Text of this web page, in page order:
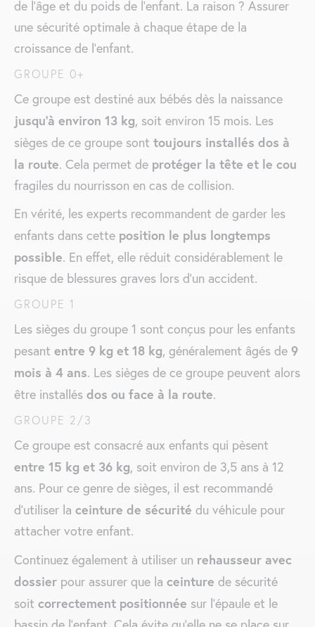
de l’âge et du poids de l’enfant. La raison ? Assurer
une sécurité optimale à chaque étape de la
croissance de l’enfant.
GROUPE 0+
Ce groupe est destiné aux bébés dès la naissance
jusqu’à environ 13 kg, soit environ 15 mois. Les
sièges de ce groupe sont toujours installés dos à
la route. Cela permet de protéger la tête et le cou
fragiles du nourrisson en cas de collision.
En vérité, les experts recommandent de garder les
enfants dans cette position le plus longtemps
possible. En effet, elle réduit considérablement le
risque de blessures graves lors d’un accident.
GROUPE 1
Les sièges du groupe 1 sont conçus pour les enfants
pesant entre 9 kg et 18 kg, généralement âgés de 9
mois à 4 ans. Les sièges de ce groupe peuvent alors
être installés dos ou face à la route.
GROUPE 2/3
Ce groupe est consacré aux enfants qui pèsent
entre 15 kg et 36 kg, soit environ de 3,5 ans à 12
ans. Pour ce genre de sièges, il est recommandé
d’utiliser la ceinture de sécurité du véhicule pour
attacher votre enfant.
Continuez également à utiliser un rehausseur avec
dossier pour assurer que la ceinture de sécurité
soit correctement positionnée sur l’épaule et le